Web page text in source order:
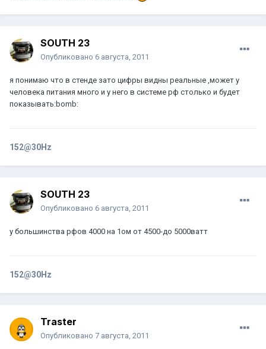
SOUTH 23
Опубликовано 6 августа, 2011
я понимаю что в стенде зато цифры видны реальные ,может у
человека питания много и у него в системе рф столько и будет
показывать:bomb:
152@30Hz
SOUTH 23
Опубликовано 6 августа, 2011
у большинства рфов 4000 на 1ом от 4500-до 5000ватт
152@30Hz
Traster
Опубликовано 7 августа, 2011